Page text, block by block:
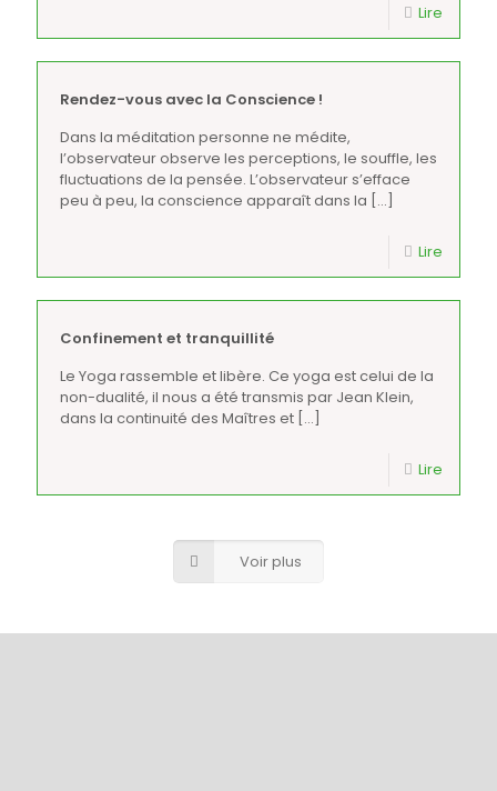
Lire
Rendez-vous avec la Conscience !
Dans la méditation personne ne médite,
l’observateur observe les perceptions, le souffle, les
fluctuations de la pensée. L’observateur s’efface
peu à peu, la conscience apparaît dans la […]
Lire
Confinement et tranquillité
Le Yoga rassemble et libère. Ce yoga est celui de la
non-dualité, il nous a été transmis par Jean Klein,
dans la continuité des Maîtres et […]
Lire
Voir plus